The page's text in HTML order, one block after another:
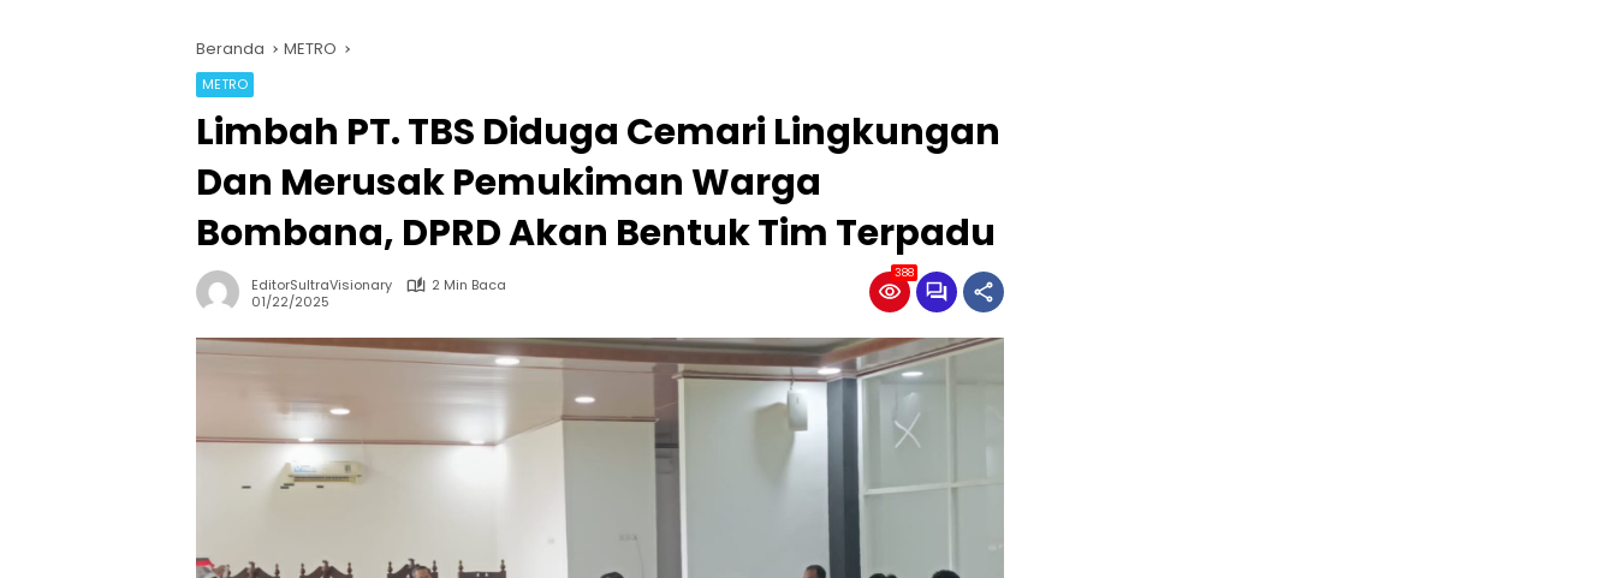
Beranda METRO
METRO
Limbah PT. TBS Diduga Cemari Lingkungan
Dan Merusak Pemukiman Warga
Bombana, DPRD Akan Bentuk Tim Terpadu
EditorSultraVisionary
2 Min Baca
01/22/2025
388